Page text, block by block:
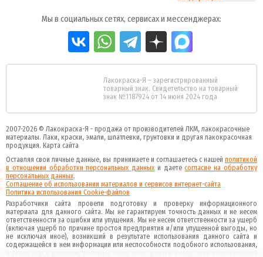
Мы в социальных сетях, сервисах и мессенджерах:
Лакокраска-Я – зарегистрированный
товарный знак. Свидетельство на товарный
знак №1187924 от 14 июня 2024 года
2007-2026 © Лакокраска-Я - продажа от производителей ЛКМ, лакокрасочные
материалы. Лаки, краски, эмали, шпатлевки, грунтовки и другая лакокрасочная
продукция. Карта сайта
Оставляя свои личные данные, вы принимаете и соглашаетесь с нашей политикой
в отношении обработки персональных данных и даетеcогласие на обработку
персональных данных.
Соглашение об использовании материалов и сервисов интернет-сайта
Политика использования Cookie-файлов
Разработчики сайта провели подготовку и проверку информационного
материала для данного сайта. Мы не гарантируем точность данных и не несем
ответственности за ошибки или упущения. Мы не несем ответственности за ущерб
(включая ущерб по причине простоя предприятия и/или упущенной выгоды, но
не исключая иное), возникший в результате использования данного сайта и
содержащейся в нем информации или неспособности подобного использования,